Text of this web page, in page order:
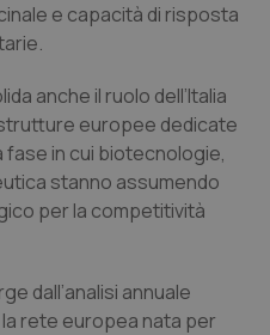
e capacità di risposta
anche il ruolo dell’Italia
europee dedicate
fase in cui biotecnologie,
stanno assumendo
per la competitività
dall’analisi annuale
la rete europea nata per